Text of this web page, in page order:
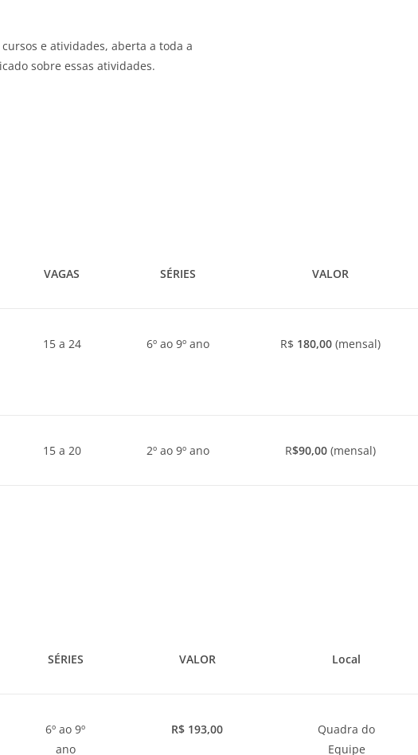
e atividades, aberta a toda a
sobre essas atividades.
VAGAS SÉRIES VALOR
15 a 24 6º ao 9º ano R$ 180,00 (mensal)
15 a 20 2º ao 9º ano R$90,00 (mensal)
SÉRIES VALOR Local
6º ao 9º
ano
R$ 193,00
Quadra do
Equipe